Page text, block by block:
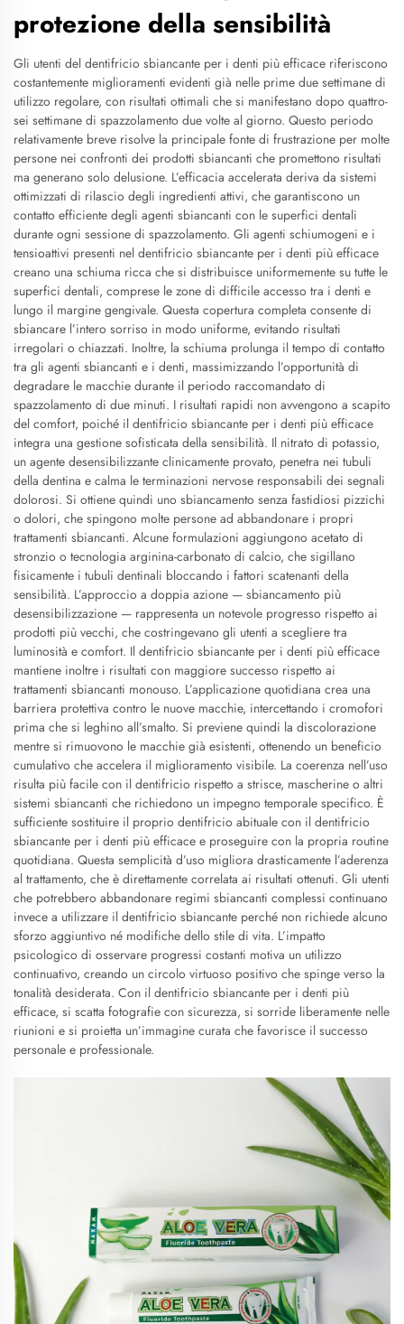
protezione della sensibilità
Gli utenti del dentifricio sbiancante per i denti più efficace riferiscono
costantemente miglioramenti evidenti già nelle prime due settimane di
utilizzo regolare, con risultati ottimali che si manifestano dopo quattro-
sei settimane di spazzolamento due volte al giorno. Questo periodo
relativamente breve risolve la principale fonte di frustrazione per molte
persone nei confronti dei prodotti sbiancanti che promettono risultati
ma generano solo delusione. L’efficacia accelerata deriva da sistemi
ottimizzati di rilascio degli ingredienti attivi, che garantiscono un
contatto efficiente degli agenti sbiancanti con le superfici dentali
durante ogni sessione di spazzolamento. Gli agenti schiumogeni e i
tensioattivi presenti nel dentifricio sbiancante per i denti più efficace
creano una schiuma ricca che si distribuisce uniformemente su tutte le
superfici dentali, comprese le zone di difficile accesso tra i denti e
lungo il margine gengivale. Questa copertura completa consente di
sbiancare l’intero sorriso in modo uniforme, evitando risultati
irregolari o chiazzati. Inoltre, la schiuma prolunga il tempo di contatto
tra gli agenti sbiancanti e i denti, massimizzando l’opportunità di
degradare le macchie durante il periodo raccomandato di
spazzolamento di due minuti. I risultati rapidi non avvengono a scapito
del comfort, poiché il dentifricio sbiancante per i denti più efficace
integra una gestione sofisticata della sensibilità. Il nitrato di potassio,
un agente desensibilizzante clinicamente provato, penetra nei tubuli
della dentina e calma le terminazioni nervose responsabili dei segnali
dolorosi. Si ottiene quindi uno sbiancamento senza fastidiosi pizzichi
o dolori, che spingono molte persone ad abbandonare i propri
trattamenti sbiancanti. Alcune formulazioni aggiungono acetato di
stronzio o tecnologia arginina-carbonato di calcio, che sigillano
fisicamente i tubuli dentinali bloccando i fattori scatenanti della
sensibilità. L’approccio a doppia azione — sbiancamento più
desensibilizzazione — rappresenta un notevole progresso rispetto ai
prodotti più vecchi, che costringevano gli utenti a scegliere tra
luminosità e comfort. Il dentifricio sbiancante per i denti più efficace
mantiene inoltre i risultati con maggiore successo rispetto ai
trattamenti sbiancanti monouso. L’applicazione quotidiana crea una
barriera protettiva contro le nuove macchie, intercettando i cromofori
prima che si leghino all’smalto. Si previene quindi la discolorazione
mentre si rimuovono le macchie già esistenti, ottenendo un beneficio
cumulativo che accelera il miglioramento visibile. La coerenza nell’uso
risulta più facile con il dentifricio rispetto a strisce, mascherine o altri
sistemi sbiancanti che richiedono un impegno temporale specifico. È
sufficiente sostituire il proprio dentifricio abituale con il dentifricio
sbiancante per i denti più efficace e proseguire con la propria routine
quotidiana. Questa semplicità d’uso migliora drasticamente l’aderenza
al trattamento, che è direttamente correlata ai risultati ottenuti. Gli utenti
che potrebbero abbandonare regimi sbiancanti complessi continuano
invece a utilizzare il dentifricio sbiancante perché non richiede alcuno
sforzo aggiuntivo né modifiche dello stile di vita. L’impatto
psicologico di osservare progressi costanti motiva un utilizzo
continuativo, creando un circolo virtuoso positivo che spinge verso la
tonalità desiderata. Con il dentifricio sbiancante per i denti più
efficace, si scatta fotografie con sicurezza, si sorride liberamente nelle
riunioni e si proietta un’immagine curata che favorisce il successo
personale e professionale.